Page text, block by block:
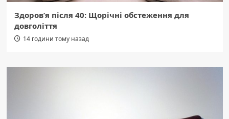
Здоров’я після 40: Щорічні обстеження для
довголіття
14 години тому назад